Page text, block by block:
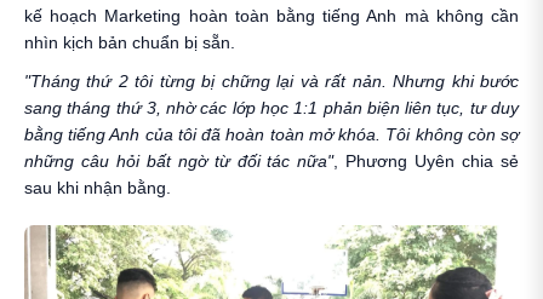
kế hoạch Marketing hoàn toàn bằng tiếng Anh mà không cần
nhìn kịch bản chuẩn bị sẵn.
"Tháng thứ 2 tôi từng bị chững lại và rất nản. Nhưng khi bước
sang tháng thứ 3, nhờ các lớp học 1:1 phản biện liên tục, tư duy
bằng tiếng Anh của tôi đã hoàn toàn mở khóa. Tôi không còn sợ
những câu hỏi bất ngờ từ đối tác nữa", Phương Uyên chia sẻ
sau khi nhận bằng.